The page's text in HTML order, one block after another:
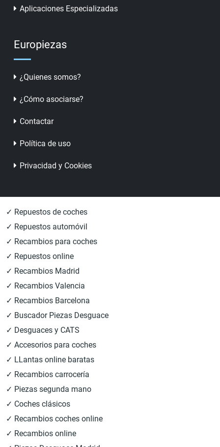
Aplicaciones Especializadas
Europiezas
¿Quienes somos?
¿Cómo asociarse?
Contactar
Política de uso
Privacidad y Cookies
✓ Repuestos de coches
✓ Repuestos automóvil
✓ Recambios para coches
✓ Repuestos online
✓ Recambios Madrid
✓ Recambios Valencia
✓ Recambios Barcelona
✓ Buscador Piezas Desguace
✓ Desguaces y CATS
✓ Accesorios para coches
✓ LLantas online baratas
✓ Recambios carrocería
✓ Piezas segunda mano
✓ Coches clásicos
✓ Recambios coches online
✓ Recambios online